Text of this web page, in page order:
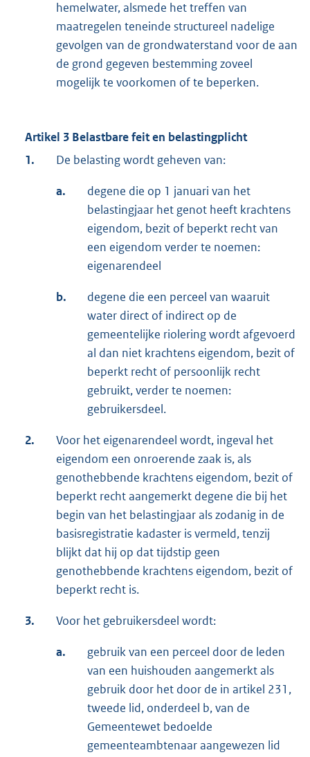
hemelwater, alsmede het treffen van
maatregelen teneinde structureel nadelige
gevolgen van de grondwaterstand voor de aan
de grond gegeven bestemming zoveel
mogelijk te voorkomen of te beperken.
Artikel 3 Belastbare feit en belastingplicht
1.
De belasting wordt geheven van:
a.
degene die op 1 januari van het
belastingjaar het genot heeft krachtens
eigendom, bezit of beperkt recht van
een eigendom verder te noemen:
eigenarendeel
b.
degene die een perceel van waaruit
water direct of indirect op de
gemeentelijke riolering wordt afgevoerd
al dan niet krachtens eigendom, bezit of
beperkt recht of persoonlijk recht
gebruikt, verder te noemen:
gebruikersdeel.
2.
Voor het eigenarendeel wordt, ingeval het
eigendom een onroerende zaak is, als
genothebbende krachtens eigendom, bezit of
beperkt recht aangemerkt degene die bij het
begin van het belastingjaar als zodanig in de
basisregistratie kadaster is vermeld, tenzij
blijkt dat hij op dat tijdstip geen
genothebbende krachtens eigendom, bezit of
beperkt recht is.
3. Voor het gebruikersdeel wordt:
a.
gebruik van een perceel door de leden
van een huishouden aangemerkt als
gebruik door het door de in artikel 231,
tweede lid, onderdeel b, van de
Gemeentewet bedoelde
gemeenteambtenaar aangewezen lid